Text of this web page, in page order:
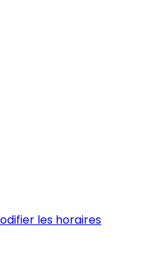
les horaires